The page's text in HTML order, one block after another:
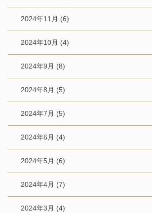
2024年11月 (6)
2024年10月 (4)
2024年9月 (8)
2024年8月 (5)
2024年7月 (5)
2024年6月 (4)
2024年5月 (6)
2024年4月 (7)
2024年3月 (4)